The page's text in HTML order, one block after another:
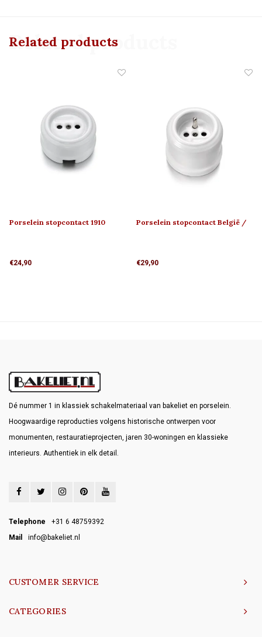
Related products
Related products
Porselein stopcontact 1910
€24,90
Porselein stopcontact België /
€29,90
Dé nummer 1 in klassiek schakelmateriaal van bakeliet en porselein.
Hoogwaardige reproducties volgens historische ontwerpen voor
monumenten, restauratieprojecten, jaren 30-woningen en klassieke
interieurs. Authentiek in elk detail.
Telephone
+31 6 48759392
Mail
info@bakeliet.nl
CUSTOMER SERVICE
CATEGORIES